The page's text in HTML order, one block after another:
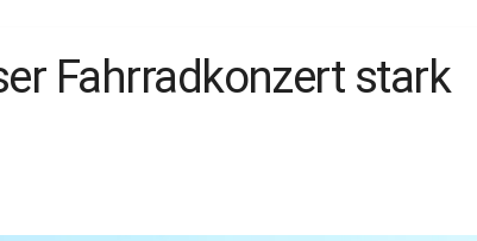
Fahrradkonzert stark